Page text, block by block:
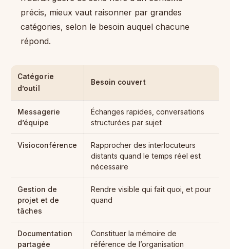
précis, mieux vaut raisonner par grandes
catégories, selon le besoin auquel chacune
répond.
Catégorie
d’outil
Besoin couvert
Messagerie
d’équipe
Échanges rapides, conversations
structurées par sujet
Visioconférence
Rapprocher des interlocuteurs
distants quand le temps réel est
nécessaire
Gestion de
projet et de
tâches
Rendre visible qui fait quoi, et pour
quand
Documentation
partagée
Constituer la mémoire de
référence de l’organisation